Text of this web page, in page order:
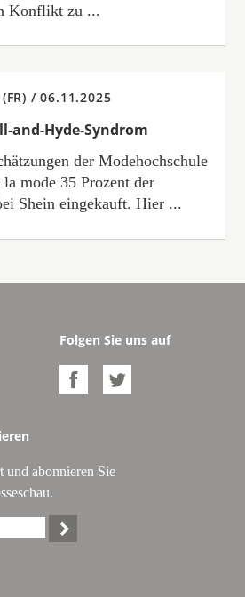
Konflikt zu ...
(FR) /06.11.2025
and-Hyde-Syndrom
der Modehochschule
mode 35 Prozent der
Shein eingekauft. Hier ...
Folgen Sie uns auf
 
und abonnieren Sie
